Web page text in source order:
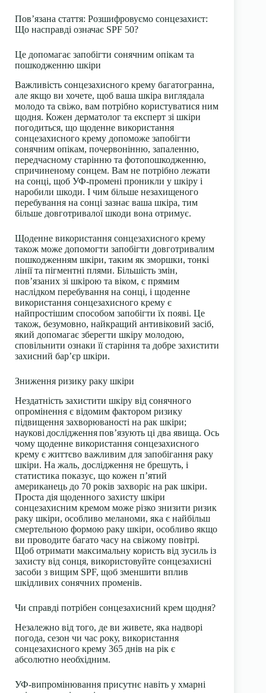
Пов’язана стаття: Розшифровуємо сонцезахист:
Що насправді означає SPF 50?
Це допомагає запобігти сонячним опікам та
пошкодженню шкіри
Важливість сонцезахисного крему багатогранна,
але якщо ви хочете, щоб ваша шкіра виглядала
молодо та свіжо, вам потрібно користуватися ним
щодня. Кожен дерматолог та експерт зі шкіри
погодиться, що щоденне використання
сонцезахисного крему допоможе запобігти
сонячним опікам, почервонінню, запаленню,
передчасному старінню та фотопошкодженню,
спричиненому сонцем. Вам не потрібно лежати
на сонці, щоб УФ-промені проникли у шкіру і
наробили шкоди. І чим більше незахищеного
перебування на сонці зазнає ваша шкіра, тим
більше довготривалої шкоди вона отримує.
Щоденне використання сонцезахисного крему
також може допомогти запобігти довготривалим
пошкодженням шкіри, таким як зморшки, тонкі
лінії та пігментні плями. Більшість змін,
пов’язаних зі шкірою та віком, є прямим
наслідком перебування на сонці, і щоденне
використання сонцезахисного крему є
найпростішим способом запобігти їх появі. Це
також, безумовно, найкращий антивіковий засіб,
який допомагає зберегти шкіру молодою,
сповільнити ознаки її старіння та добре захистити
захисний бар’єр шкіри.
Зниження ризику раку шкіри
Нездатність захистити шкіру від сонячного
опромінення є відомим фактором ризику
підвищення захворюваності на рак шкіри;
наукові дослідженняпов’язують ці два явища. Ось
чому щоденне використання сонцезахисного
крему є життєво важливим для запобігання раку
шкіри. На жаль, дослідження не брешуть, і
статистика показує, що кожен п’ятий
американець до 70 років захворіє на рак шкіри.
Проста дія щоденного захисту шкіри
сонцезахисним кремом може різко знизити ризик
раку шкіри, особливо меланоми, яка є найбільш
смертельною формою раку шкіри, особливо якщо
ви проводите багато часу на свіжому повітрі.
Щоб отримати максимальну користь від зусиль із
захисту від сонця, використовуйте сонцезахисні
засоби з вищим SPF, щоб зменшити вплив
шкідливих сонячних променів.
Чи справді потрібен сонцезахисний крем щодня?
Незалежно від того, де ви живете, яка надворі
погода, сезон чи час року, використання
сонцезахисного крему 365 днів на рік є
абсолютно необхідним.
УФ-випромінювання присутнє навіть у хмарні